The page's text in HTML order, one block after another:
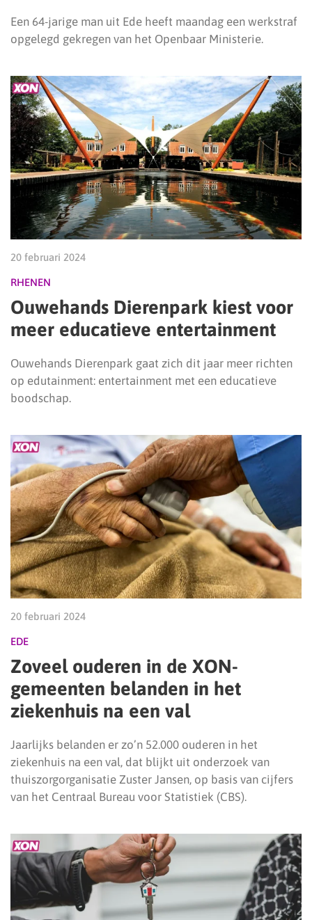
Een 64-jarige man uit Ede heeft maandag een werkstraf
opgelegd gekregen van het Openbaar Ministerie.
20 februari 2024
RHENEN
Ouwehands Dierenpark kiest voor
meer educatieve entertainment
Ouwehands Dierenpark gaat zich dit jaar meer richten
op edutainment: entertainment met een educatieve
boodschap.
20 februari 2024
EDE
Zoveel ouderen in de XON-
gemeenten belanden in het
ziekenhuis na een val
Jaarlijks belanden er zo’n 52.000 ouderen in het
ziekenhuis na een val, dat blijkt uit onderzoek van
thuiszorgorganisatie Zuster Jansen, op basis van cijfers
van het Centraal Bureau voor Statistiek (CBS).